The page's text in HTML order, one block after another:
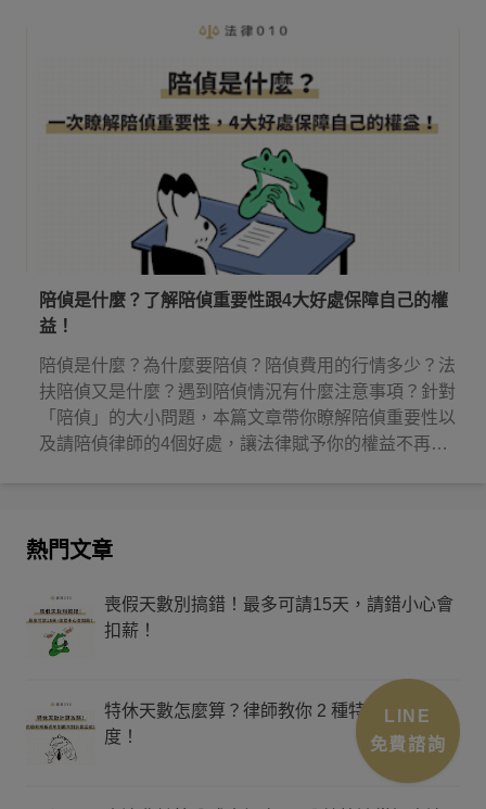
陪偵是什麼？了解陪偵重要性跟4大好處保障自己的權
益！
陪偵是什麼？為什麼要陪偵？陪偵費用的行情多少？法
扶陪偵又是什麼？遇到陪偵情況有什麼注意事項？針對
「陪偵」的大小問題，本篇文章帶你瞭解陪偵重要性以
及請陪偵律師的4個好處，讓法律賦予你的權益不再睡
熱門文章
喪假天數別搞錯！最多可請15天，請錯小心會
扣薪！
特休天數怎麼算？律師教你 2 種特休假計算制
度！
LINE
免費諮詢